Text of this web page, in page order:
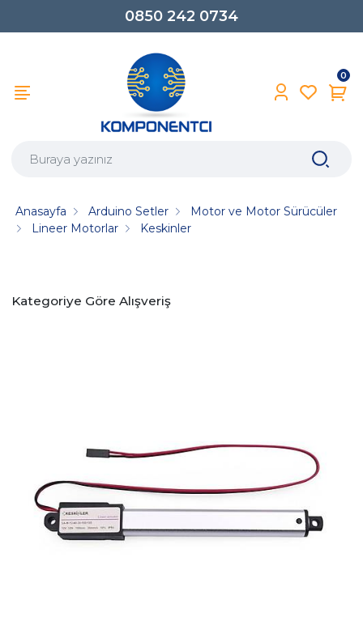
0850 242 0734
0
Anasayfa Arduino Setler
Motor ve Motor Sürücüler
Lineer Motorlar
Keskinler
Kategoriye Göre Alışveriş